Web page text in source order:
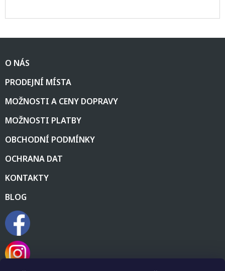
Z
pO NÁS
PRODEJNÍ MÍSTA
MOŽNOSTI A CENY DOPRAVY
MOŽNOSTI PLATBY
OBCHODNÍ PODMÍNKY
OCHRANA DAT
KONTAKTY
BLOG